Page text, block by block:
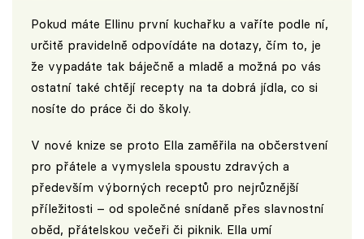
Pokud máte Ellinu první kuchařku a vaříte podle ní,
určitě pravidelně odpovídáte na dotazy, čím to, je
že vypadáte tak báječně a mladě a možná po vás
ostatní také chtějí recepty na ta dobrá jídla, co si
nosíte do práce či do školy.
V nové knize se proto Ella zaměřila na občerstvení
pro přátele a vymyslela spoustu zdravých a
především výborných receptů pro nejrůznější
příležitosti – od společné snídaně přes slavnostní
oběd, přátelskou večeři či piknik. Ella umí